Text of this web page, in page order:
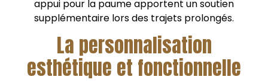
appui pour la paume apportent un soutien
supplémentaire lors des trajets prolongés.
La personnalisation
esthétique et fonctionnelle